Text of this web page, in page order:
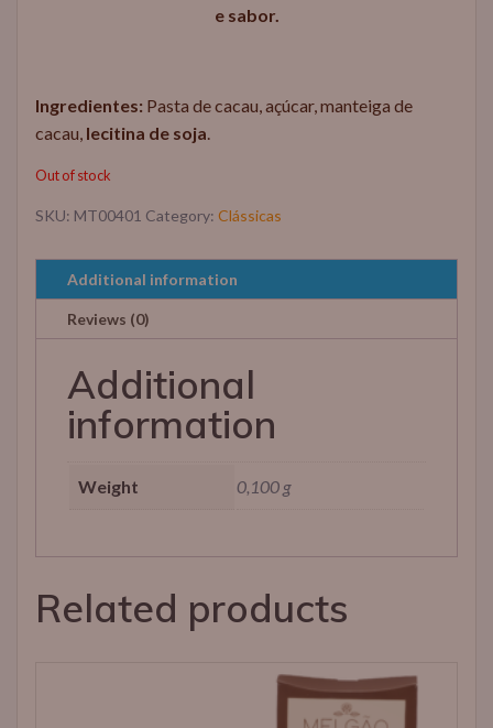
e sabor.
Ingredientes: Pasta de cacau, açúcar, manteiga de
cacau, lecitina de soja.
Out of stock
SKU: MT00401 Category: Clássicas
Additional information
Reviews (0)
Additional
information
Weight 0,100 g
Related products